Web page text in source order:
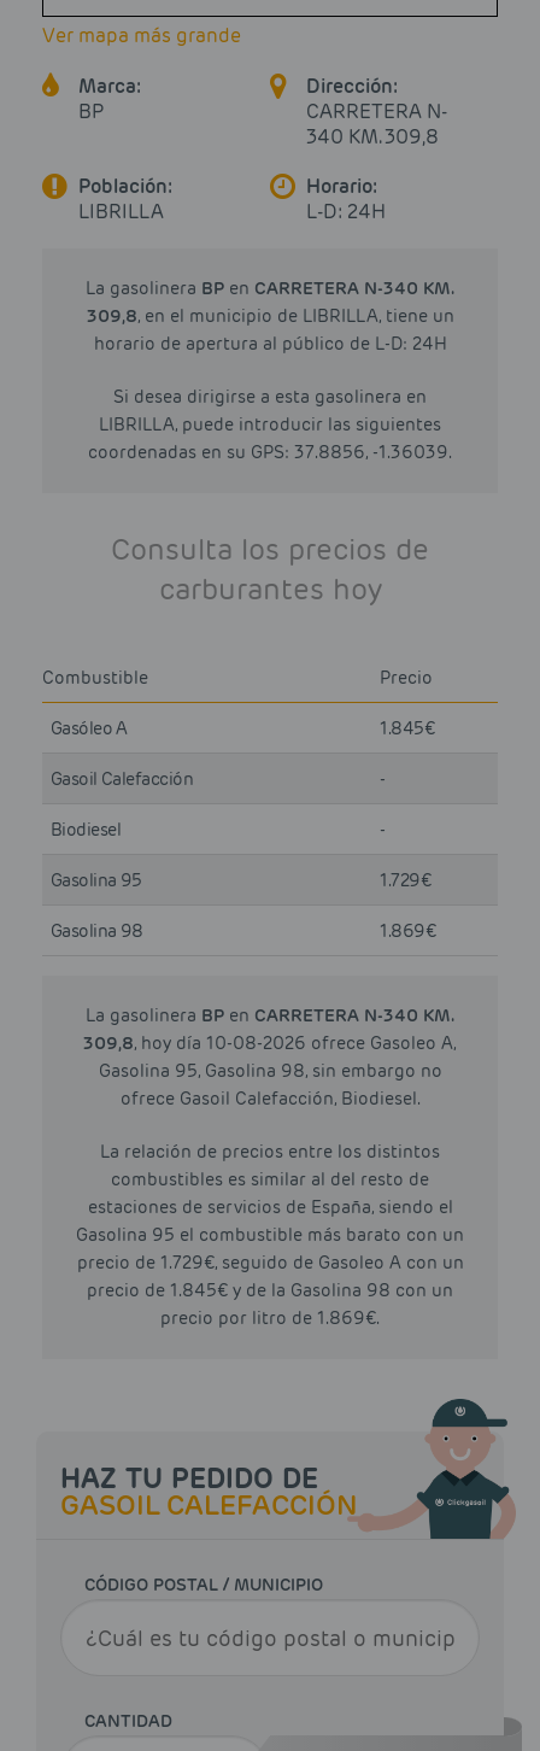
Ver mapa más grande
Marca:
BP
Dirección:
CARRETERA N-
340 KM. 309,8
Población:
LIBRILLA
Horario:
L-D: 24H
La gasolinera BP en CARRETERA N-340 KM.
309,8, en el municipio de LIBRILLA, tiene un
horario de apertura al público de L-D: 24H
Si desea dirigirse a esta gasolinera en
LIBRILLA, puede introducir las siguientes
coordenadas en su GPS: 37.8856, -1.36039.
Consulta los precios de
carburantes hoy
Combustible Precio
Gasóleo A 1.845€
Gasoil Calefacción -
Biodiesel -
Gasolina 95 1.729€
Gasolina 98 1.869€
La gasolinera BP en CARRETERA N-340 KM.
309,8, hoy día 10-08-2026 ofrece Gasoleo A,
Gasolina 95, Gasolina 98, sin embargo no
ofrece Gasoil Calefacción, Biodiesel.
La relación de precios entre los distintos
combustibles es similar al del resto de
estaciones de servicios de España, siendo el
Gasolina 95 el combustible más barato con un
precio de 1.729€, seguido de Gasoleo A con un
precio de 1.845€ y de la Gasolina 98 con un
precio por litro de 1.869€.
HAZ TU PEDIDO DE
GASOIL CALEFACCIÓN
CÓDIGO POSTAL / MUNICIPIO
CANTIDAD